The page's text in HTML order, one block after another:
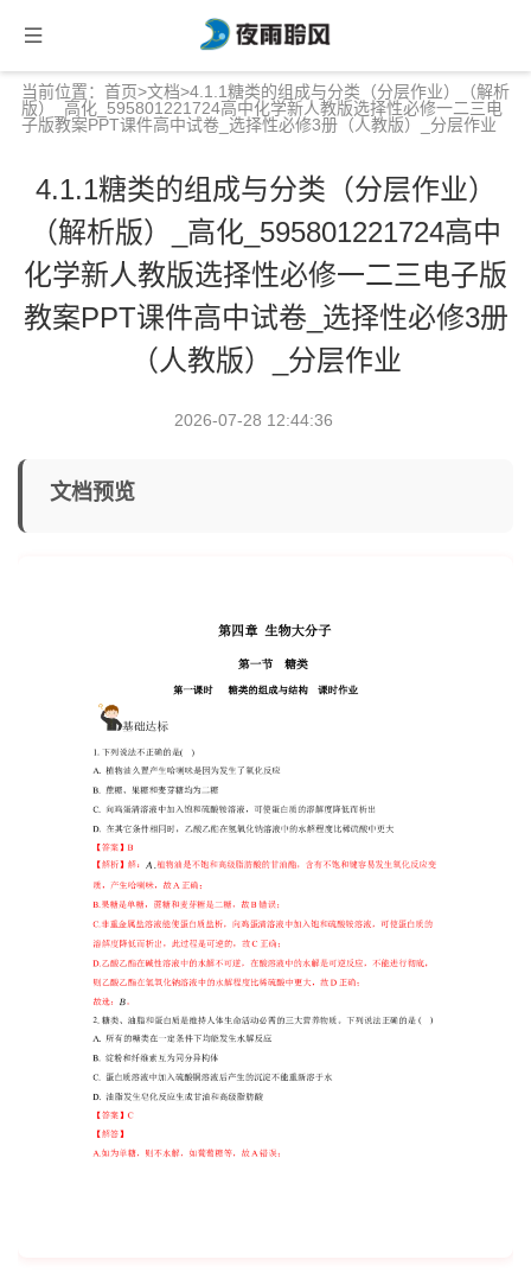
当前位置： 首页>文档>4.1.1糖类的组成与分类（分层作业）（解析
版）_高化_595801221724高中化学新人教版选择性必修一二三电
子版教案PPT课件高中试卷_选择性必修3册（人教版）_分层作业
4.1.1糖类的组成与分类（分层作业）
（解析版）_高化_595801221724高中
化学新人教版选择性必修一二三电子版
教案PPT课件高中试卷_选择性必修3册
（人教版）_分层作业
2026-07-28 12:44:36
文档预览